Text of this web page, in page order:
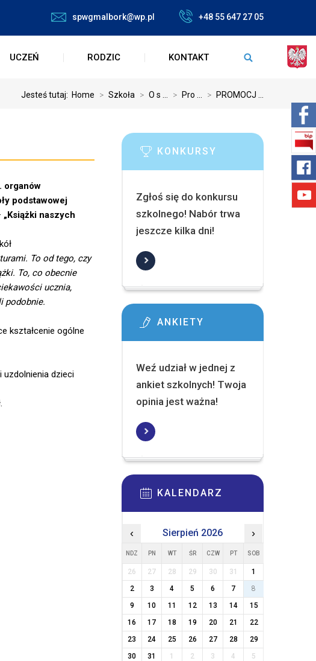
spwgmalbork@wp.pl +48 55 647 27 05
UCZEŃ RODZIC KONTAKT
Jesteś tutaj: Home > Szkoła > O s ... > Pro ... > PROMOCJ ...
organów
podstawowej
„Książki naszych
To od tego, czy
To, co obecnie
ucznia,
podobnie.
kształcenie ogólne
uzdolnienia dzieci
KONKURSY
Zgłoś się do konkursu
szkolnego! Nabór trwa
jeszcze kilka dni!
ANKIETY
Weź udział w jednej z
ankiet szkolnych! Twoja
opinia jest ważna!
KALENDARZ
‹ Sierpień 2026 ›
NDZ PN WT ŚR CZW PT SOB
26 27 28 29 30 31
1
2
3 4 5 6 7
8
9
10 11 12 13 14
15
16
17 18 19 20 21
22
23
24 25 26 27 28
29
30
31 1 2 3 4 5